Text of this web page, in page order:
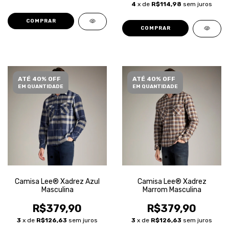
COMPRAR
4 x de R$114,98 sem juros
COMPRAR
ATÉ 40% OFF
EM QUANTIDADE
Camisa Lee® Xadrez Azul
Masculina
R$379,90
3 x de R$126,63 sem juros
ATÉ 40% OFF
EM QUANTIDADE
Camisa Lee® Xadrez
Marrom Masculina
R$379,90
3 x de R$126,63 sem juros